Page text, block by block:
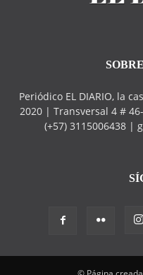
Periódico EL DIARIO, la
2020 | Transversal 4 #
(+57) 3115006438 |